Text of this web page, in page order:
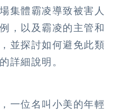
集體霸凌導致被害人
，以及霸凌的主管和
並探討如何避免此類
詳細說明。
一位名叫小美的年輕